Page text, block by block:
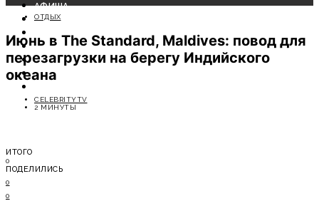
АФИША
СОБЫТИЯ
КРАСОТА
МОДА
ЛИЧНОСТЬ
ОТДЫХ
ОТДЫХ
Июнь в The Standard, Maldives: повод для
перезагрузки на берегу Индийского
океана
CELEBRITYTV
2 МИНУТЫ
ИТОГО
0
ПОДЕЛИЛИСЬ
0
0